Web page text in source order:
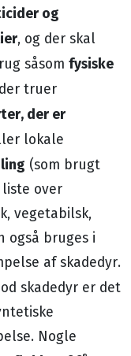
og
, og der skal
såsom fysiske
truer
der er
lokale
(som brugt
liste over
vegetabilsk,
også bruges i
af skadedyr.
skadedyr er det
Nogle